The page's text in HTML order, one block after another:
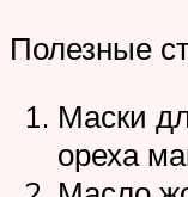
Полезные
Маски
ореха